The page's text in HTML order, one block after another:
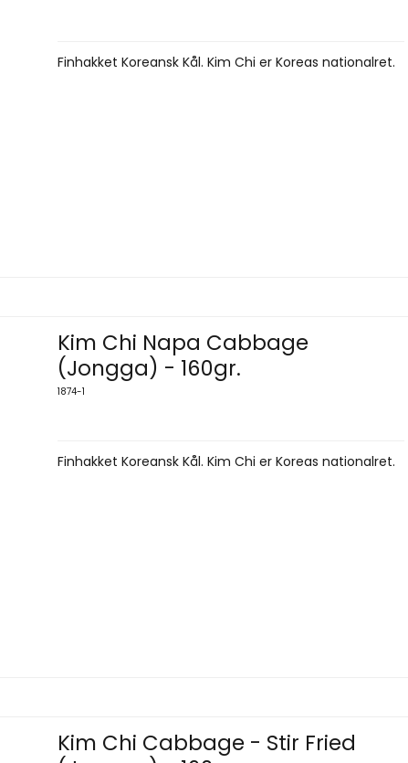
Finhakket Koreansk Kål. Kim Chi er Koreas nationalret.
Kim Chi Napa Cabbage
(Jongga) - 160gr.
1874-1
Finhakket Koreansk Kål. Kim Chi er Koreas nationalret.
Kim Chi Cabbage - Stir Fried